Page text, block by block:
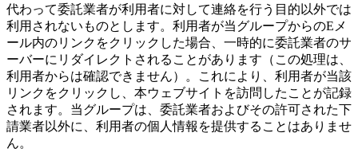
代わって委託業者が利用者に対して連絡を行う目的以外では
利用されないものとします。利用者が当グループからのEメ
ール内のリンクをクリックした場合、一時的に委託業者のサ
ーバーにリダイレクトされることがあります（この処理は、
利用者からは確認できません）。これにより、利用者が当該
リンクをクリックし、本ウェブサイトを訪問したことが記録
されます。当グループは、委託業者およびその許可された下
請業者以外に、利用者の個人情報を提供することはありませ
ん。